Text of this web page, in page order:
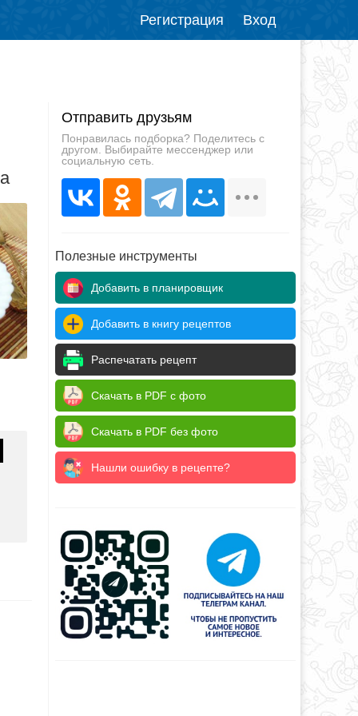
Регистрация Вход
Отправить друзьям
Понравилась подборка? Поделитесь с
другом. Выбирайте мессенджер или
социальную сеть.
Полезные инструменты
Добавить в планировщик
Добавить в книгу рецептов
Распечатать рецепт
Скачать в PDF с фото
Скачать в PDF без фото
Нашли ошибку в рецепте?